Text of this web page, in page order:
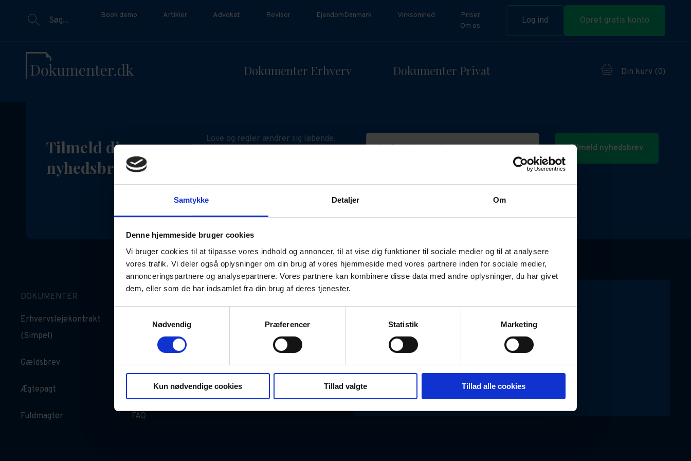
Samtykke Detaljer Om
Denne hjemmeside bruger cookies
Vi bruger cookies til at tilpasse vores indhold og annoncer, til at vise dig funktioner til sociale medier og til at analysere
vores trafik. Vi deler også oplysninger om din brug af vores hjemmeside med vores partnere inden for sociale medier,
annonceringspartnere og analysepartnere. Vores partnere kan kombinere disse data med andre oplysninger, du har givet
dem, eller som de har indsamlet fra din brug af deres tjenester.
Nødvendig
Præferencer Statistik Marketing
Kun nødvendige cookies Tillad valgte Tillad alle cookies
Søg...
Book demo Artikler Advokat Revisor EjendomDanmark Virksomhed
Priser
Om os
Log ind Opret gratis konto
Dokumenter Erhverv Dokumenter Privat Din kurv (0)
Tilmeld dig vores
nyhedsbrev
Love og regler ændrer sig løbende.
Tilmeld nyhedsbrev
DOKUMENTER
Erhvervslejekontrakt
(Simpel)
Gældsbrev
Ægtepagt
Fuldmagter
Oversigt over
dokumenter
For privatrådgivere
Artikler
FAQ
Opret gratis profil
Vælg abonnement
Bliv partner
Egne templates
Har du brug for hjælp?
Ring på+45 45 33 18 30
Skriv tilkontakt@dokumenter.dk